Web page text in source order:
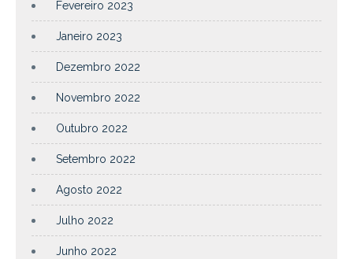
Fevereiro 2023
Janeiro 2023
Dezembro 2022
Novembro 2022
Outubro 2022
Setembro 2022
Agosto 2022
Julho 2022
Junho 2022